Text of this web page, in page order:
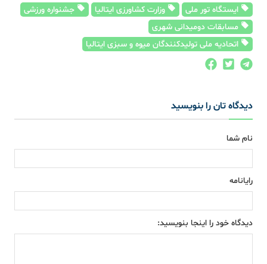
ایستگاه تور ملی وزارت کشاورزی ایتالیا
جشنواره ورزشی
مسابقات دومیدانی شهری
اتحادیه ملی تولیدکنندگان میوه و سبزی ایتالیا
دیدگاه تان را بنویسید
نام شما
رایانامه
دیدگاه خود را اینجا بنویسید: